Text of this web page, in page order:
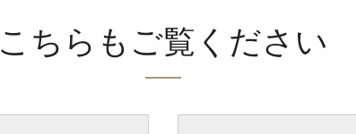
こちらもご覧ください